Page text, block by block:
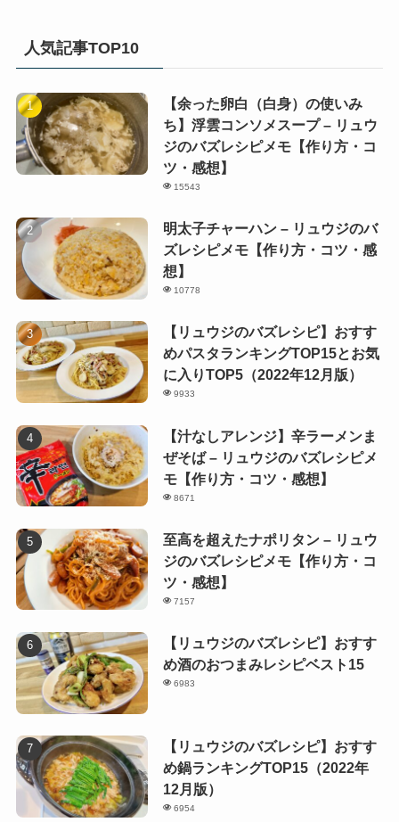
人気記事TOP10
【余った卵白（白身）の使いみ
ち】浮雲コンソメスープ – リュウ
ジのバズレシピメモ【作り方・コ
ツ・感想】
15543
明太子チャーハン – リュウジのバ
ズレシピメモ【作り方・コツ・感
想】
10778
【リュウジのバズレシピ】おすす
めパスタランキングTOP15とお気
に入りTOP5（2022年12月版）
9933
【汁なしアレンジ】辛ラーメンま
ぜそば – リュウジのバズレシピメ
モ【作り方・コツ・感想】
8671
至高を超えたナポリタン – リュウ
ジのバズレシピメモ【作り方・コ
ツ・感想】
7157
【リュウジのバズレシピ】おすす
め酒のおつまみレシピベスト15
6983
【リュウジのバズレシピ】おすす
め鍋ランキングTOP15（2022年
12月版）
6954